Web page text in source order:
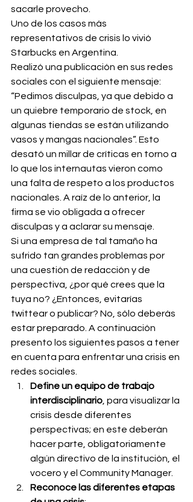
sacarle provecho.
Uno de los casos más
representativos de crisis lo vivió
Starbucks en Argentina.
Realizó una publicación en sus redes
sociales con el siguiente mensaje:
“Pedimos disculpas, ya que debido a
un quiebre temporario de stock, en
algunas tiendas se están utilizando
vasos y mangas nacionales”. Esto
desató un millar de críticas en torno a
lo que los internautas vieron como
una falta de respeto a los productos
nacionales. A raíz de lo anterior, la
firma se vio obligada a ofrecer
disculpas y a aclarar su mensaje.
Si una empresa de tal tamaño ha
sufrido tan grandes problemas por
una cuestión de redacción y de
perspectiva, ¿por qué crees que la
tuya no? ¿Entonces, evitarías
twittear o publicar? No, sólo deberás
estar preparado. A continuación
presento los siguientes pasos a tener
en cuenta para enfrentar una crisis en
redes sociales.
Define un equipo de trabajo
interdisciplinario , para visualizar la
crisis desde diferentes
perspectivas; en este deberán
hacer parte, obligatoriamente
algún directivo de la institución, el
vocero y el Community Manager.
Reconoce las diferentes etapas